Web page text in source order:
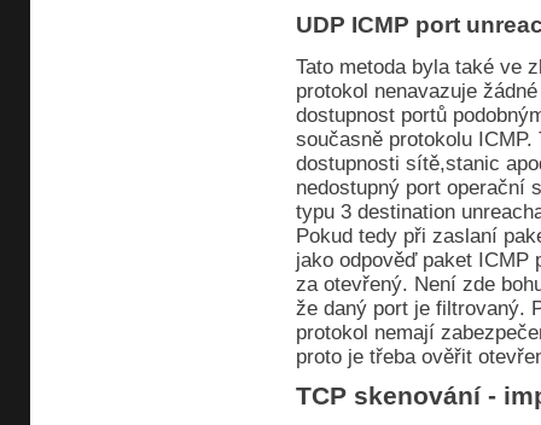
UDP ICMP port
Tato metoda byla také ve
protokol nenavazuje
dostupnost portů
současně protokolu
dostupnosti sítě,stanic
nedostupný port operační
typu 3 destination
Pokud tedy při zaslaní
jako odpověď paket ICMP
za otevřený. Není zde
že daný port je filtrovaný.
protokol nemají
proto je třeba ověřit
TCP skenování -